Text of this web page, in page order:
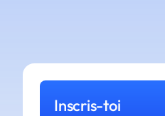
Inscris-toi